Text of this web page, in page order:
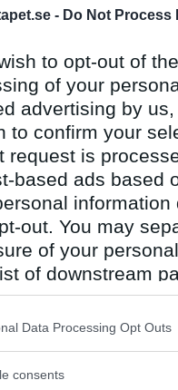
- Do Not Process
to opt-out of
of your
advertising by
to confirm your
request is
based ads based
out. You may
of your
of downstream
disclosed by us
Participants
note that this
Data Processing Opt Outs
consents
Giraffen just nu? Behöver jag
innan jag byter spelrum, i så
loggar in på första sidan